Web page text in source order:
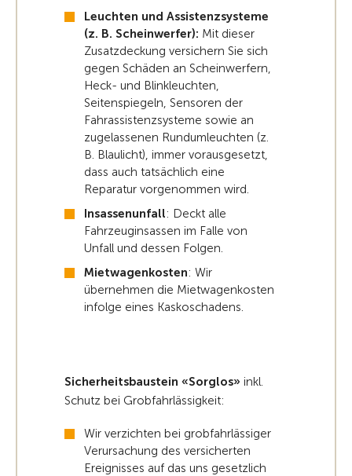
Leuchten und Assistenzsysteme
(z. B. Scheinwerfer): Mit dieser
Zusatzdeckung versichern Sie sich
gegen Schäden an Scheinwerfern,
Heck- und Blinkleuchten,
Seitenspiegeln, Sensoren der
Fahrassistenzsysteme sowie an
zugelassenen Rundumleuchten (z.
B. Blaulicht), immer vorausgesetzt,
dass auch tatsächlich eine
Reparatur vorgenommen wird.
Insassenunfall: Deckt alle
Fahrzeuginsassen im Falle von
Unfall und dessen Folgen.
Mietwagenkosten: Wir
übernehmen die Mietwagenkosten
infolge eines Kaskoschadens.
Sicherheitsbaustein «Sorglos» inkl.
Schutz bei Grobfahrlässigkeit:
Wir verzichten bei grobfahrlässiger
Verursachung des versicherten
Ereignisses auf das uns gesetzlich